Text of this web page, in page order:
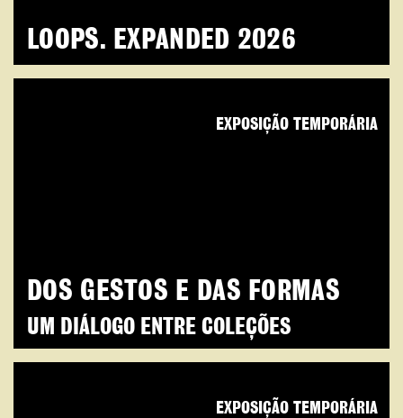
LOOPS. EXPANDED 2026
DOS GESTOS E DAS FORMAS
UM DIÁLOGO ENTRE COLEÇÕES
EXPOSIÇÃO TEMPORÁRIA
EXPOSIÇÃO TEMPORÁRIA